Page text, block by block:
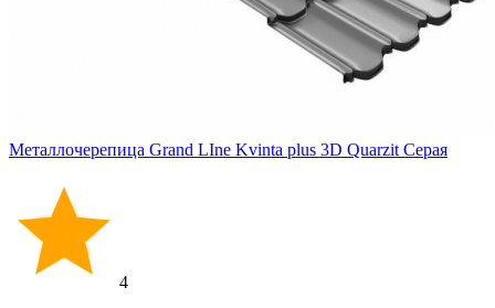
Металлочерепица Grand LIne Kvinta plus 3D Quarzit Серая
4